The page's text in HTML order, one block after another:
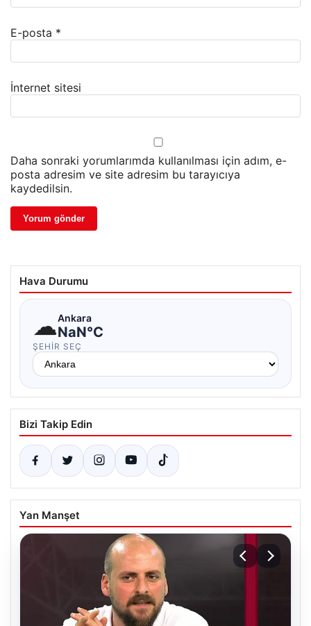
E-posta *
İnternet sitesi
Daha sonraki yorumlarımda kullanılması için adım, e-
posta adresim ve site adresim bu tarayıcıya
kaydedilsin.
Hava Durumu
☁Ankara
NaN°C
ŞEHIR SEÇ
Bizi Takip Edin
Yan Manşet